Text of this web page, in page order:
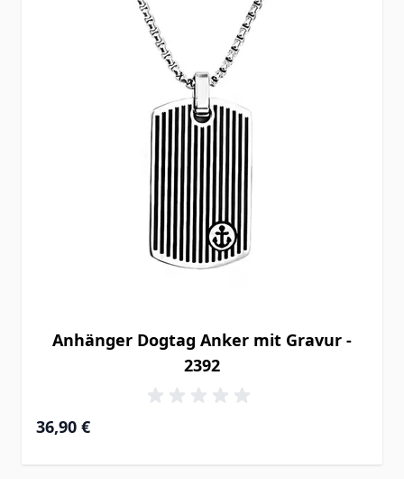
Anhänger Dogtag Anker mit Gravur -
2392
36,90 €